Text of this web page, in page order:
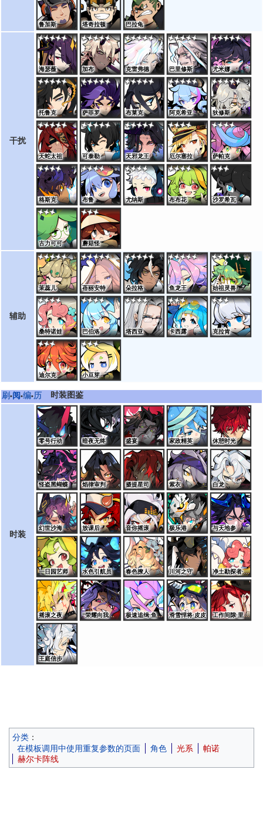
鲁加斯 塔奇拉顿 巴拉龟
干扰
海瑟薇 加布 克雷弗德 巴里修斯 尤米娜
托鲁克 萨菲罗 布莱克 阿克希亚 狄修斯
天蛇太祖 可泰勒 天邪龙王 厄尔塞拉 萨帕克
格斯克 布鲁 尤纳斯 布布花 沙罗希瓦
古力可可 蘑菇怪
辅助
茉蕊儿 蓓丽安特 朵拉格 鱼龙王 始祖灵兽
桑特诺娃 巴伯洛 塔西亚 卡西露 克拉肯
迪尔克 小豆芽
刷•阅•编•历 时装图鉴
时装
零号行动 暗夜无终 盛宴 家政精英 休憩时光
怪盗黑蝴蝶 焰律审判 摄提星司 紫衣 白龙
幻世沙海 放课后 音你摇滚 极乐港 与天地参
一日园艺师 水色引航员 春色撩人 川河之守 净土勘探者·桑特诺娃
摇滚之夜 “荣耀向我俯首”·艾夏拉 极速追缉·鱼龙王 滑雪悍将·皮皮 工作间隙·里奥斯
王庭信步
分类 ：
在模板调用中使用重复参数的页面
角色 光系
帕诺
赫尔卡阵线